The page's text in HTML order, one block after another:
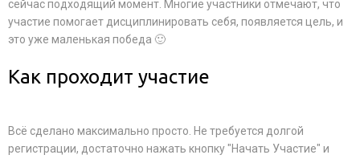
сейчас подходящий момент. Многие участники отмечают, что
участие помогает дисциплинировать себя, появляется цель, и
это уже маленькая победа 🙂
Как проходит участие
Всё сделано максимально просто. Не требуется долгой
регистрации, достаточно нажать кнопку "Начать Участие" и